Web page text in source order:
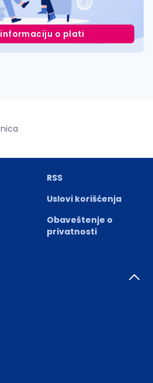
o plati
RSS
Uslovi korišćenja
Obaveštenje o
privatnosti